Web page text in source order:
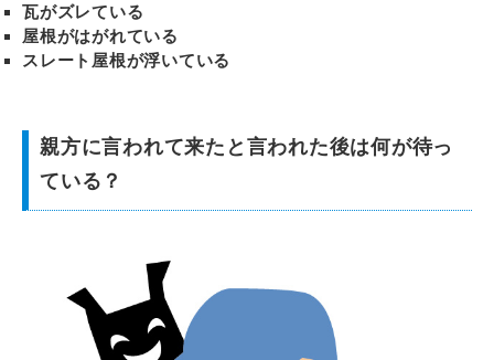
瓦がズレている
屋根がはがれている
スレート屋根が浮いている
親方に言われて来たと言われた後は何が待っ
ている？